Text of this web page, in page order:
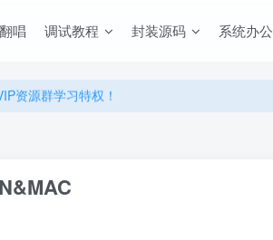
唱 调试教程 封装源码 系统办公
久使用下载！
久使用下载！